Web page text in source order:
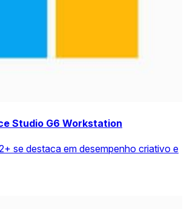
Studio G6 Workstation
se destaca em desempenho criativo e